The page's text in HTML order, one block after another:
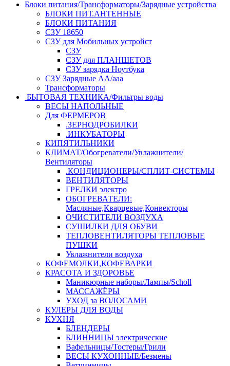
Блоки питания/Трансформаторы/Зарядные устройства
БЛОКИ ПИТ.АНТЕННЫЕ
БЛОКИ ПИТАНИЯ
СЗУ 18650
СЗУ для Мобильных устройст
СЗУ
СЗУ для ПЛАНШЕТОВ
СЗУ зарядка Ноутбука
СЗУ Зарядные АА/ааа
Трансформаторы
БЫТОВАЯ ТЕХНИКА/Фильтры воды
ВЕСЫ НАПОЛЬНЫЕ
Для ФЕРМЕРОВ
.ЗЕРНОДРОБИЛКИ
.ИНКУБАТОРЫ
КИПЯТИЛЬНИКИ
КЛИМАТ/Обогреватели/Увлажнители/
Вентиляторы
.КОНДИЦИОНЕРЫ/СПЛИТ-СИСТЕМЫ
ВЕНТИЛЯТОРЫ
ГРЕЛКИ электро
ОБОГРЕВАТЕЛИ:
Масляные,Кварцевые,Конвекторы
ОЧИСТИТЕЛИ ВОЗДУХА
СУШИЛКИ ДЛЯ ОБУВИ
ТЕПЛОВЕНТИЛЯТОРЫ ТЕПЛОВЫЕ
ПУШКИ
Увлажнители воздуха
КОФЕМОЛКИ,КОФЕВАРКИ
КРАСОТА И ЗДОРОВЬЕ
Маникюрные наборы/Лампы/Scholl
МАССАЖЁРЫ
УХОД за ВОЛОСАМИ
КУЛЕРЫ ДЛЯ ВОДЫ
КУХНЯ
БЛЕНДЕРЫ
БЛИННИЦЫ электрические
Вафельницы/Тостеры/Грили
ВЕСЫ КУХОННЫЕ/Безмены